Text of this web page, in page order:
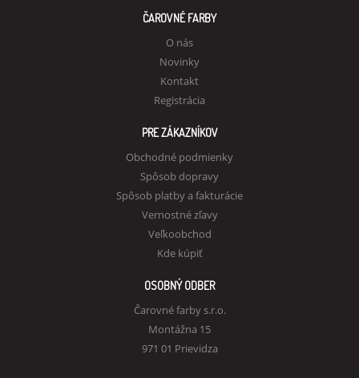
ČAROVNÉ FARBY
O nás
Novinky
Kontakt
Registrácia
PRE ZÁKAZNÍKOV
Obchodné podmienky
Spôsob dopravy
Spôsob platby a fakturácie
Vernostné zľavy
Veľkoobchod
Kde kúpiť
OSOBNÝ ODBER
Čarovné farby s.r.o.
Montážna 15
971 01 Prievidza